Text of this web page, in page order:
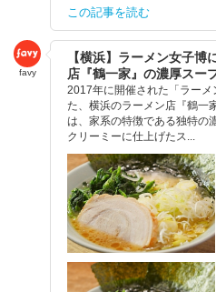
この記事を読む
favy
【横浜】ラーメン女子
店『鶴一家』の濃厚スー
2017年に開催された「ラー
た、横浜のラーメン店『鶴一
は、家系の特徴である独特の
クリーミーに仕上げたス...